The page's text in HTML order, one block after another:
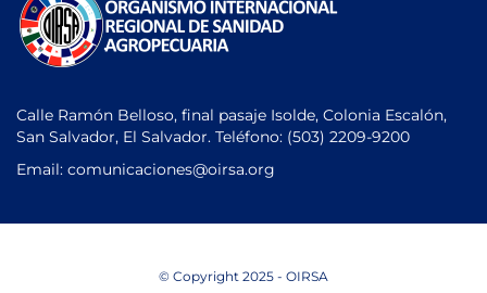
Calle Ramón Belloso, final pasaje Isolde, Colonia Escalón,
San Salvador, El Salvador. Teléfono: (503) 2209-9200
Email: comunicaciones@oirsa.org
© Copyright 2025 - OIRSA